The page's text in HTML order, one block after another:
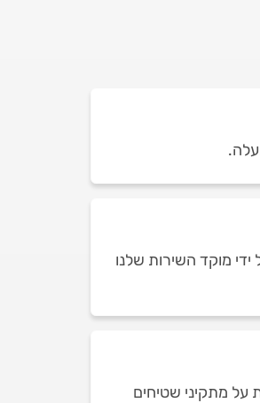
מוקד השירות שלנו
בכמות מתקיני השטיחים שזמינים ומופיעים בכל רגע נתון. ברגע זה יש 83 חוות דעת על מתקיני שטיחים